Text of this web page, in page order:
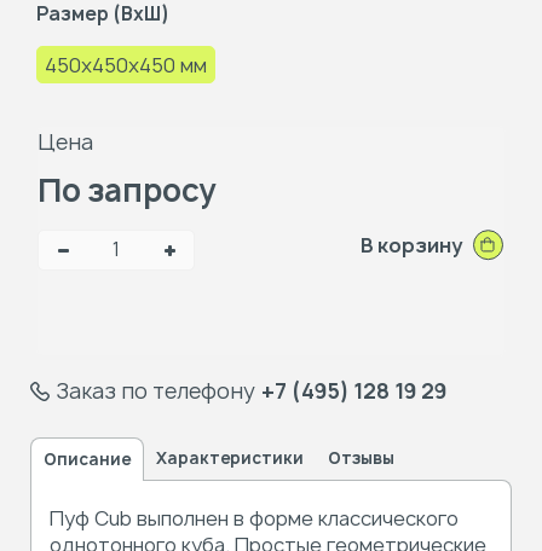
Размер (ВxШ)
450x450x450 мм
Цена
По запросу
В корзину
Заказ по телефону +7 (495) 128 19 29
Описание Характеристики Отзывы
Пуф Cub выполнен в форме классического
однотонного куба. Простые геометрические